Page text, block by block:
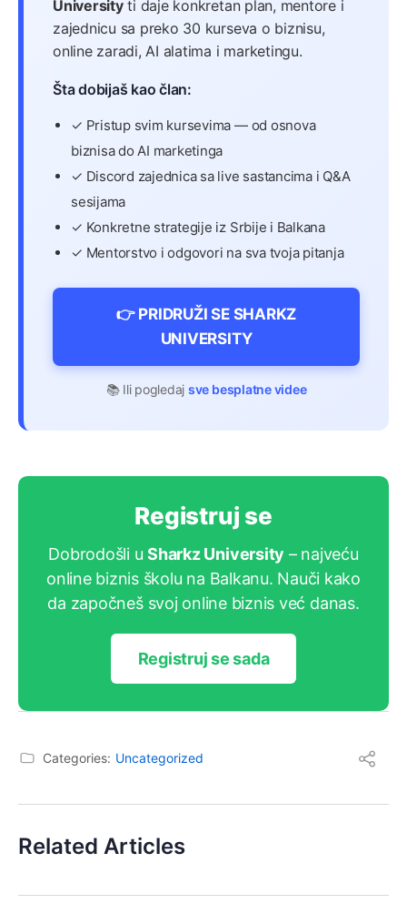
Universityti daje konkretan plan, mentore i
zajednicu sa preko 30 kurseva o biznisu,
online zaradi, AI alatima i marketingu.
Šta dobijaš kao član:
✓ Pristup svim kursevima — od osnova
biznisa do AI marketinga
✓ Discord zajednica sa live sastancima i Q&A
sesijama
✓ Konkretne strategije iz Srbije i Balkana
✓ Mentorstvo i odgovori na sva tvoja pitanja
👉 PRIDRUŽI SE SHARKZ
UNIVERSITY
📚 Ili pogledaj sve besplatne videe
Registruj se
Dobrodošli uSharkz University – najveću
online biznis školu na Balkanu. Nauči kako
da započneš svoj online biznis već danas.
Registruj se sada
Categories: Uncategorized
Related Articles